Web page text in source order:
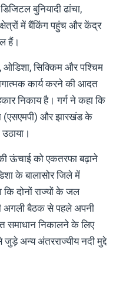
बुनियादी ढांचा,
में बैंकिंग पहुंच और केंद्र
हैं।
ओडिशा, सिक्किम और पश्चिम
कार्य करने की आदत
निकाय है। गर्ग ने कहा कि
(एसएमपी) और झारखंड के
ऊंचाई को एकतरफा बढ़ाने
के बालासोर जिले में
दोनों राज्यों के जल
अगली बैठक से पहले अपनी
समाधान निकालने के लिए
जुड़े अन्य अंतरराज्यीय नदी मुद्दे